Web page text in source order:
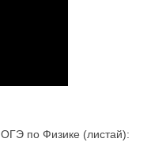
по Физике (листай):